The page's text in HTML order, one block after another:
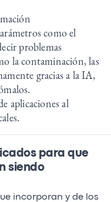
como el
problemas
la contaminación, las
gracias a la IA,
aplicaciones al
para que
siendo
incorporan y de los